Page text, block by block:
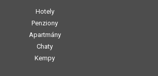
Hotely
Penziony
Apartmány
Chaty
Kempy